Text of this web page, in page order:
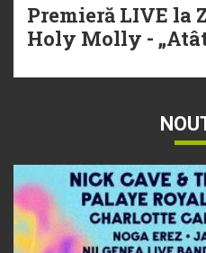
Premieră LIVE la
Holy Molly -